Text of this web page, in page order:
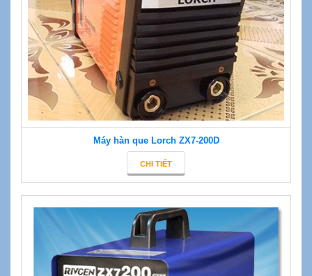
Máy hàn que Lorch ZX7-200D
CHI TIẾT